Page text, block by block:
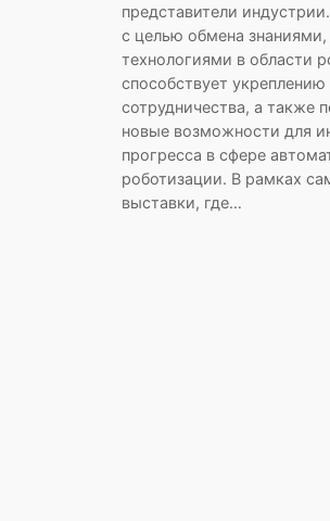
представители
с целью обмена
технологиями в области
способствует
сотрудничества, а также
новые возможности для
прогресса в сфере
роботизации. В рамках
выставки, где…